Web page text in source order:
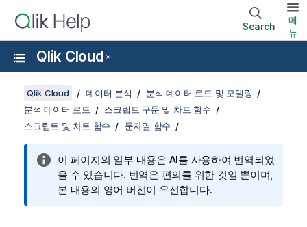
Search
메
뉴
Qlik Cloud ®
Qlik Cloud 데이터 분석
분석 데이터 로드 및 모델링
분석 데이터 로드
스크립트 구문 및 차트 함수
스크립트 및 차트 함수
문자열 함수
이 페이지의 일부 내용은 AI를 사용하여 번역되었
을 수 있습니다. 번역은 편의를 위한 것일 뿐이며,
본 내용의 영어 버전이 우선합니다.